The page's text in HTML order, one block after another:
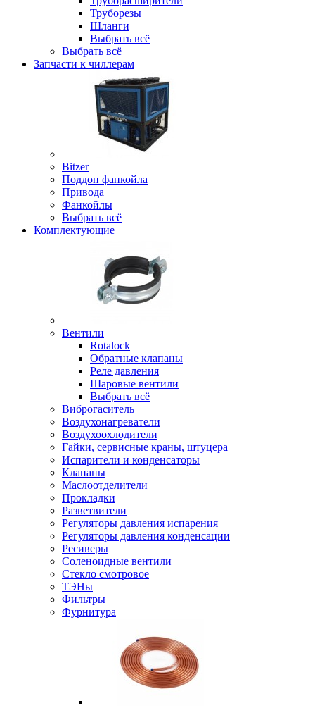
Труборезы
Шланги
Выбрать всё
Выбрать всё
Запчасти к чиллерам
Bitzer
Поддон фанкойла
Привода
Фанкойлы
Выбрать всё
Комплектующие
Вентили
Rotalock
Обратные клапаны
Реле давления
Шаровые вентили
Выбрать всё
Виброгаситель
Воздухонагреватели
Воздухоохлодители
Гайки, сервисные краны, штуцера
Испарители и конденсаторы
Клапаны
Маслоотделители
Прокладки
Разветвители
Регуляторы давления испарения
Регуляторы давления конденсации
Ресиверы
Соленоидные вентили
Стекло смотровое
ТЭНы
Фильтры
Фурнитура